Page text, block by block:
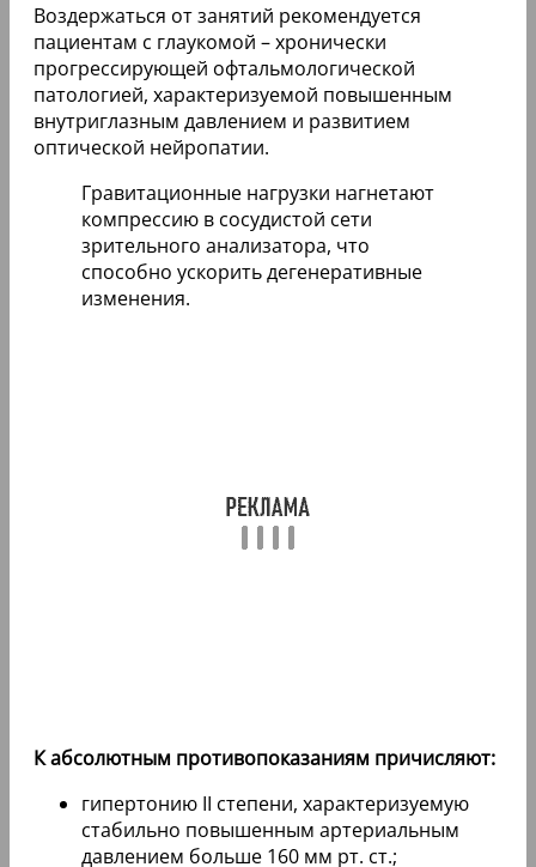
Воздержаться от занятий рекомендуется
пациентам с глаукомой – хронически
прогрессирующей офтальмологической
патологией, характеризуемой повышенным
внутриглазным давлением и развитием
оптической нейропатии.
Гравитационные нагрузки нагнетают
компрессию в сосудистой сети
зрительного анализатора, что
способно ускорить дегенеративные
изменения.
К абсолютным противопоказаниям причисляют:
гипертонию II степени, характеризуемую
стабильно повышенным артериальным
давлением больше 160 мм рт. ст.;